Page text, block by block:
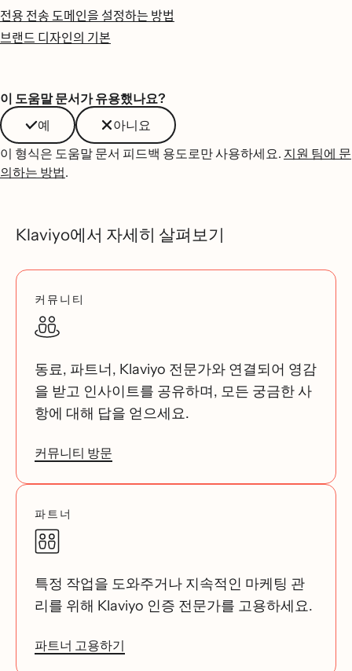
전용 전송 도메인을 설정하는 방법
브랜드 디자인의 기본
이 도움말 문서가 유용했나요?
예
아니요
이 형식은 도움말 문서 피드백 용도로만 사용하세요. 지원 팀에 문
의하는 방법.
Klaviyo에서 자세히 살펴보기
커뮤니티
동료, 파트너, Klaviyo 전문가와 연결되어 영감
을 받고 인사이트를 공유하며, 모든 궁금한 사
항에 대해 답을 얻으세요.
커뮤니티 방문
파트너
특정 작업을 도와주거나 지속적인 마케팅 관
리를 위해 Klaviyo 인증 전문가를 고용하세요.
파트너 고용하기